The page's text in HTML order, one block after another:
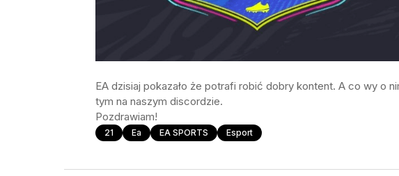
EA dzisiaj pokazało że potrafi robić dobry kontent. A co wy o
tym na naszym discordzie.
Pozdrawiam!
21 Ea EA SPORTS Esport